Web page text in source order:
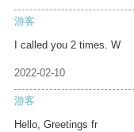
游客
I called you 2 times. W
2022-02-10
游客
Hello, Greetings fr